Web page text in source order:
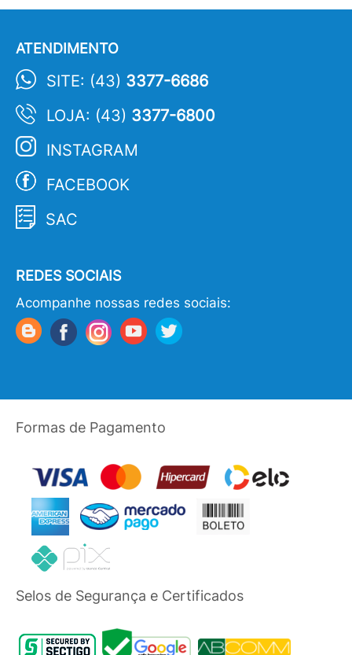
ATENDIMENTO
SITE: (43) 3377-6686
LOJA: (43) 3377-6800
INSTAGRAM
FACEBOOK
SAC
REDES SOCIAIS
Acompanhe nossas redes sociais:
Formas de Pagamento
Selos de Segurança e Certificados